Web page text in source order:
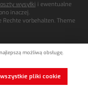
wysyłki i ewentualne
inaczej.
vorbehalten. Theme
możliwą obsługę.
pliki cookie